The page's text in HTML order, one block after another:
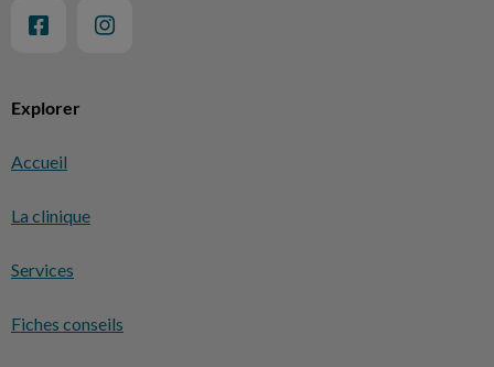
Explorer
Accueil
La clinique
Services
Fiches conseils